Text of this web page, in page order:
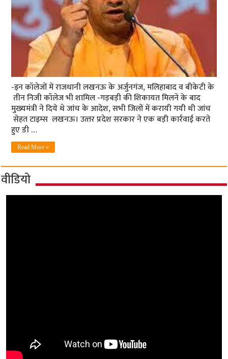
-इन कॉलेजों में राजधानी लखनऊ के अर्जुनगंज, मलिहाबाद व बीकेटी के
तीन निजी कॉलेज भी शामिल -गड़बड़ी की शिकायत मिलने के बाद
मुख्‍यमंत्री ने दिये थे जांच के आदेश, सभी जिलों में करायी गयी थी जांच
सेहत टाइम्‍स लखनऊ। उत्‍तर प्रदेश सरकार ने एक बड़ी कार्रवाई करते
हुए डी …
Read More »
वीडियो